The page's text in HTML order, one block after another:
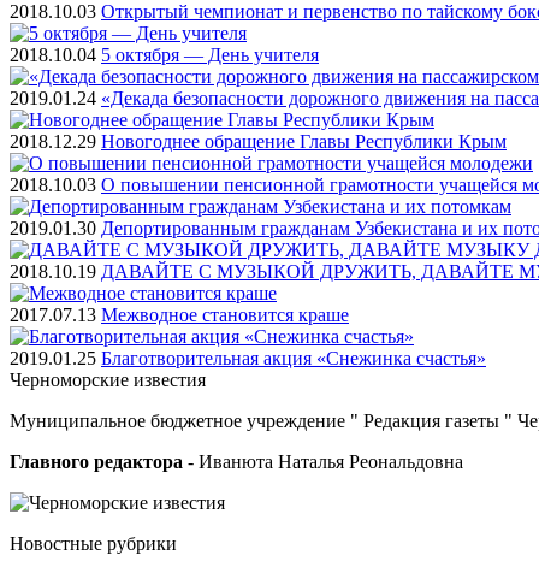
2018.10.03 Открытый чемпионат и первенство по тайскому
2018.10.04 5 октября — День учителя
2019.01.24 «Декада безопасности дорожного движения на
2018.12.29 Новогоднее обращение Главы Республики Крым
2018.10.03 О повышении пенсионной грамотности учащейся
2019.01.30 Депортированным гражданам Узбекистана и их
2018.10.19 ДАВАЙТЕ С МУЗЫКОЙ ДРУЖИТЬ, ДАВАЙТЕ
2017.07.13 Межводное становится краше
2019.01.25 Благотворительная акция «Снежинка счастья»
Черноморские известия
Муниципальное бюджетное учреждение " Редакция газеты "
Главного редактора - Иванюта Наталья Реональдовна
Новостные рубрики